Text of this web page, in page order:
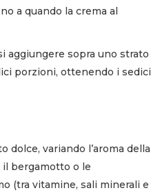
a quando la crema al
aggiungere sopra uno strato
porzioni, ottenendo i sedici
variando l’aroma della
bergamotto o le
(tra vitamine, sali minerali e